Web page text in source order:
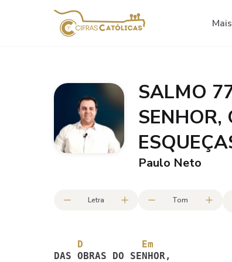
SALMO
SENHOR,
Paulo Neto
Letra Tom
    D          Em